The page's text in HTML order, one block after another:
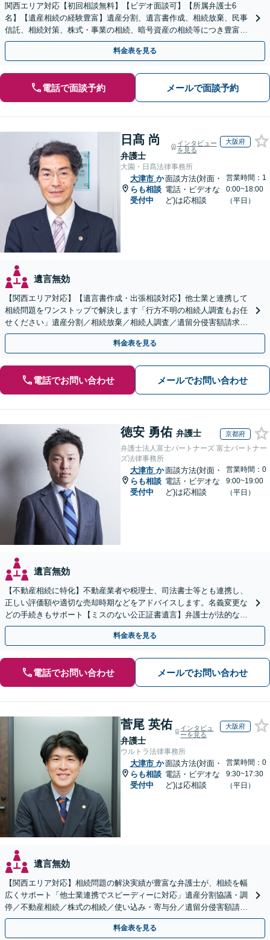
関西エリア対応【初回相談無料】【ビデオ面談可】【所属弁護士6
名】【遺産相続の経験豊富】遺産分割、遺言書作成、相続放棄、民事
信託、相続対策、株式・事業の相続、暗号資産の相続等につき豊富な
対応実績。【バリアフリー】【完全個室対応】
料金表を見る
電話で面談予約 メールで面談予約
日髙 尚
弁護士
インタビュー
を見る
大阪府
大園・日髙法律事務所
大津市 か
らも相談
受付中
面談方法(対面・
電話・ビデオな
ど)は応相談
営業時間：1
0:00~18:00
（平日）
遺言無効
【関西エリア対応】【遺言書作成・出張相談対応】他士業と連携して
相続問題をワンストップで解決します「行方不明の相続人調査もお任
せください」遺産分割／相続放棄／相続人調査／遺留分侵害額請求／
登記など【休日・夜間面談可】【分割払い対応】
料金表を見る
電話でお問い合わせ メールでお問い合わせ
徳安 勇佑 弁護士 京都府
弁護士法人富士パートナーズ 富士パートナー
ズ法律事務所
大津市 か
らも相談
受付中
面談方法(対面・
電話・ビデオな
ど)は応相談
営業時間：0
9:00~19:00
（平日）
遺言無効
【不動産相続に特化】不動産業者や税理士、司法書士等とも連携し、
正しい評価額や適切な売却時期などをアドバイスします。名義変更な
どの手続きもサポート【ミスのない公正証書遺言】弁護士が法的な観
点から遺言書を作成します。
料金表を見る
電話でお問い合わせ メールでお問い合わせ
菅尾 英佑
弁護士
インタビュ
ーを見る
大阪府
ウルトラ法律事務所
大津市 か
らも相談
受付中
面談方法(対面・
電話・ビデオな
ど)は応相談
営業時間：0
9:30~17:30
（平日）
遺言無効
【関西エリア対応】相続問題の解決実績が豊富な弁護士が、相続を幅
広くサポート「他士業連携でスピーディーに対応」遺産分割協議・調
停／不動産相続／株式の相続／使い込み・寄与分／遺留分侵害額請求
／相続放棄（借金の相続）／遺言書作成
料金表を見る